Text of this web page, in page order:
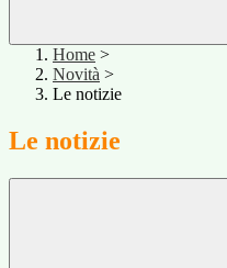
Home >
Novità >
Le notizie
Le notizie